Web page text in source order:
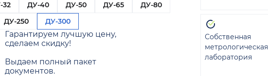
32 ДУ-40 ДУ-50 ДУ-65
ДУ-80
ДУ-250 ДУ-300
Гарантируем лучшую цену,
сделаем скидку!
Выдаем полный пакет
документов.
Собственная
метрологическая
лаборатория